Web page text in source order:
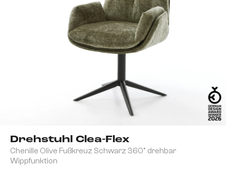
Drehstuhl Clea-Flex
Chenille Olive Fußkreuz Schwarz 360° drehbar
Wippfunktion